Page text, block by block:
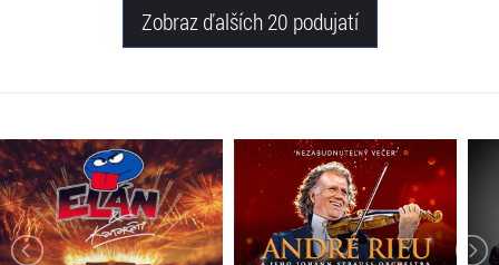
Zobraz ďalších 20 podujatí